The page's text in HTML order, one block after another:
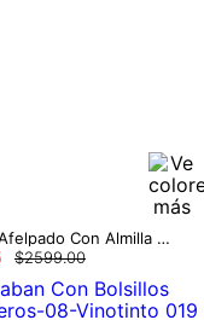
Gaban Afelpado Con Almilla Sobrepuesta
$2599.00